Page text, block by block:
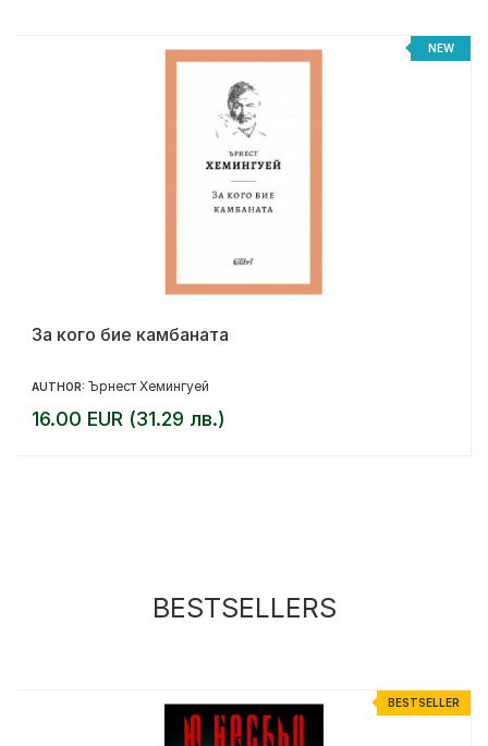
NEW
За кого бие камбаната
AUTHOR: Ърнест Хемингуей
16.00 EUR (31.29 лв.)
BESTSELLERS
BESTSELLER